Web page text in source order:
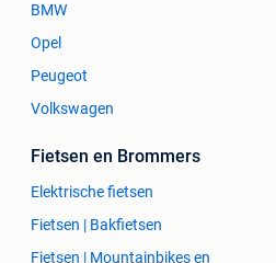
BMW
Opel
Peugeot
Volkswagen
Fietsen en Brommers
Elektrische fietsen
Fietsen | Bakfietsen
Fietsen | Mountainbikes en